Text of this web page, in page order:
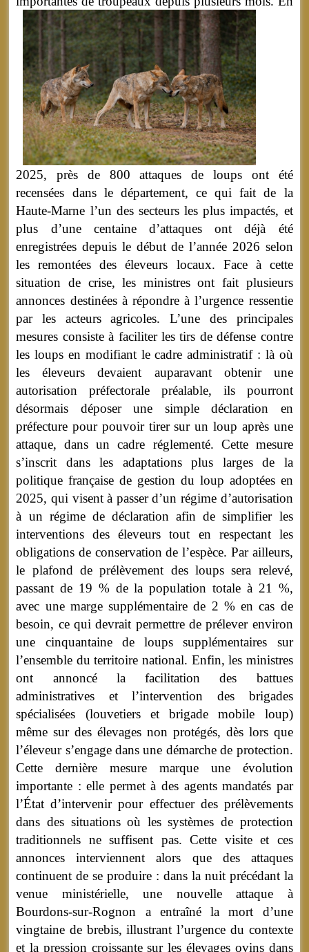
2025, près de 800 attaques de loups ont été
recensées dans le département, ce qui fait de la
Haute-Marne l’un des secteurs les plus impactés, et
plus d’une centaine d’attaques ont déjà été
enregistrées depuis le début de l’année 2026 selon
les remontées des éleveurs locaux. Face à cette
situation de crise, les ministres ont fait plusieurs
annonces destinées à répondre à l’urgence ressentie
par les acteurs agricoles. L’une des principales
mesures consiste à faciliter les tirs de défense contre
les loups en modifiant le cadre administratif : là où
les éleveurs devaient auparavant obtenir une
autorisation préfectorale préalable, ils pourront
désormais déposer une simple déclaration en
préfecture pour pouvoir tirer sur un loup après une
attaque, dans un cadre réglementé. Cette mesure
s’inscrit dans les adaptations plus larges de la
politique française de gestion du loup adoptées en
2025, qui visent à passer d’un régime d’autorisation
à un régime de déclaration afin de simplifier les
interventions des éleveurs tout en respectant les
obligations de conservation de l’espèce. Par ailleurs,
le plafond de prélèvement des loups sera relevé,
passant de 19 % de la population totale à 21 %,
avec une marge supplémentaire de 2 % en cas de
besoin, ce qui devrait permettre de prélever environ
une cinquantaine de loups supplémentaires sur
l’ensemble du territoire national. Enfin, les ministres
ont annoncé la facilitation des battues
administratives et l’intervention des brigades
spécialisées (louvetiers et brigade mobile loup)
même sur des élevages non protégés, dès lors que
l’éleveur s’engage dans une démarche de protection.
Cette dernière mesure marque une évolution
importante : elle permet à des agents mandatés par
l’État d’intervenir pour effectuer des prélèvements
dans des situations où les systèmes de protection
traditionnels ne suffisent pas. Cette visite et ces
annonces interviennent alors que des attaques
continuent de se produire : dans la nuit précédant la
venue ministérielle, une nouvelle attaque à
Bourdons-sur-Rognon a entraîné la mort d’une
vingtaine de brebis, illustrant l’urgence du contexte
et la pression croissante sur les élevages ovins dans